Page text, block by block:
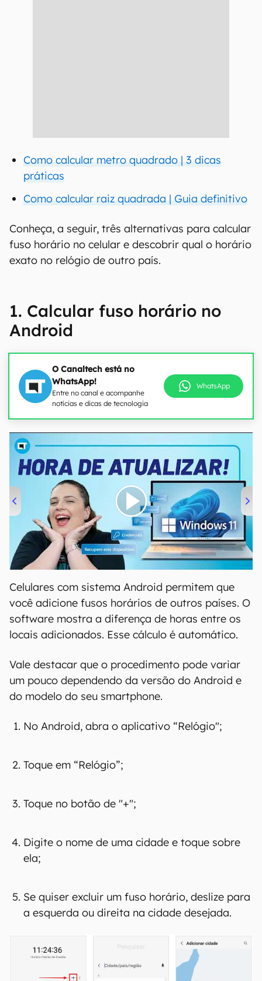
Como calcular metro quadrado | 3 dicas
práticas
Como calcular raiz quadrada | Guia definitivo
Conheça, a seguir, três alternativas para calcular
fuso horário no celular e descobrir qual o horário
exato no relógio de outro país.
1. Calcular fuso horário no
Android
O Canaltech está no
WhatsApp!
Entre no canal e acompanhe
notícias e dicas de tecnologia
WhatsApp
00:00 04:52
Celulares com sistema Android permitem que
você adicione fusos horários de outros países. O
software mostra a diferença de horas entre os
locais adicionados. Esse cálculo é automático.
Vale destacar que o procedimento pode variar
um pouco dependendo da versão do Android e
do modelo do seu smartphone.
No Android, abra o aplicativo “Relógio";
Toque em “Relógio”;
Toque no botão de "+";
Digite o nome de uma cidade e toque sobre
ela;
Se quiser excluir um fuso horário, deslize para
a esquerda ou direita na cidade desejada.